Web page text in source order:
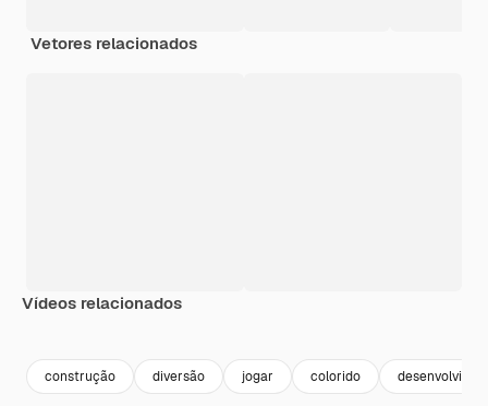
Vetores relacionados
Vídeos relacionados
construção diversão jogar colorido